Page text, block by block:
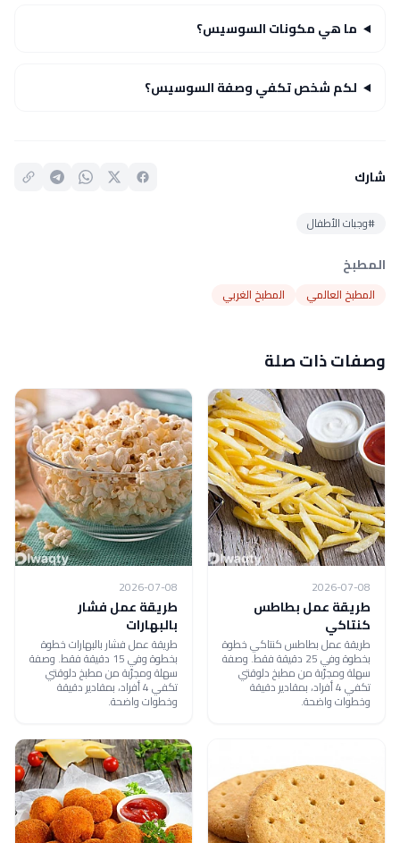
ما هي مكونات السوسيس؟
لكم شخص تكفي وصفة السوسيس؟
شارك
#وجبات الأطفال
المطبخ
المطبخ العالمي المطبخ الغربي
وصفات ذات صلة
2026-07-08
طريقة عمل بطاطس
كنتاكي
طريقة عمل بطاطس كنتاكي خطوة
بخطوة وفي 25 دقيقة فقط. وصفة
سهلة ومجرّبة من مطبخ دلوقتي
تكفي 4 أفراد، بمقادير دقيقة
وخطوات واضحة.
2026-07-08
طريقة عمل فشار
بالبهارات
طريقة عمل فشار بالبهارات خطوة
بخطوة وفي 15 دقيقة فقط. وصفة
سهلة ومجرّبة من مطبخ دلوقتي
تكفي 4 أفراد، بمقادير دقيقة
وخطوات واضحة.